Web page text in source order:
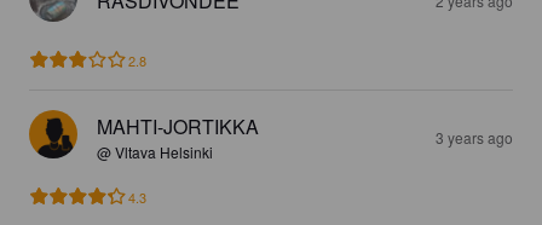
2.8
MAHTI-JORTIKKA
@ Vltava Helsinki
3 years ago
4.3